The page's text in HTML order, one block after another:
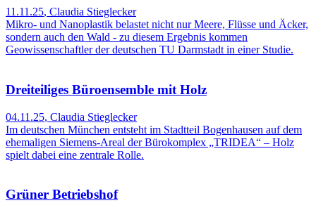
11.11.25, Claudia Stieglecker
Mikro- und Nanoplastik belastet nicht nur Meere, Flüsse und Äcker,
sondern auch den Wald - zu diesem Ergebnis kommen
Geowissenschaftler der deutschen TU Darmstadt in einer Studie.
Dreiteiliges Büroensemble mit Holz
04.11.25, Claudia Stieglecker
Im deutschen München entsteht im Stadtteil Bogenhausen auf dem
ehemaligen Siemens-Areal der Bürokomplex „TRIDEA“ – Holz
spielt dabei eine zentrale Rolle.
Grüner Betriebshof